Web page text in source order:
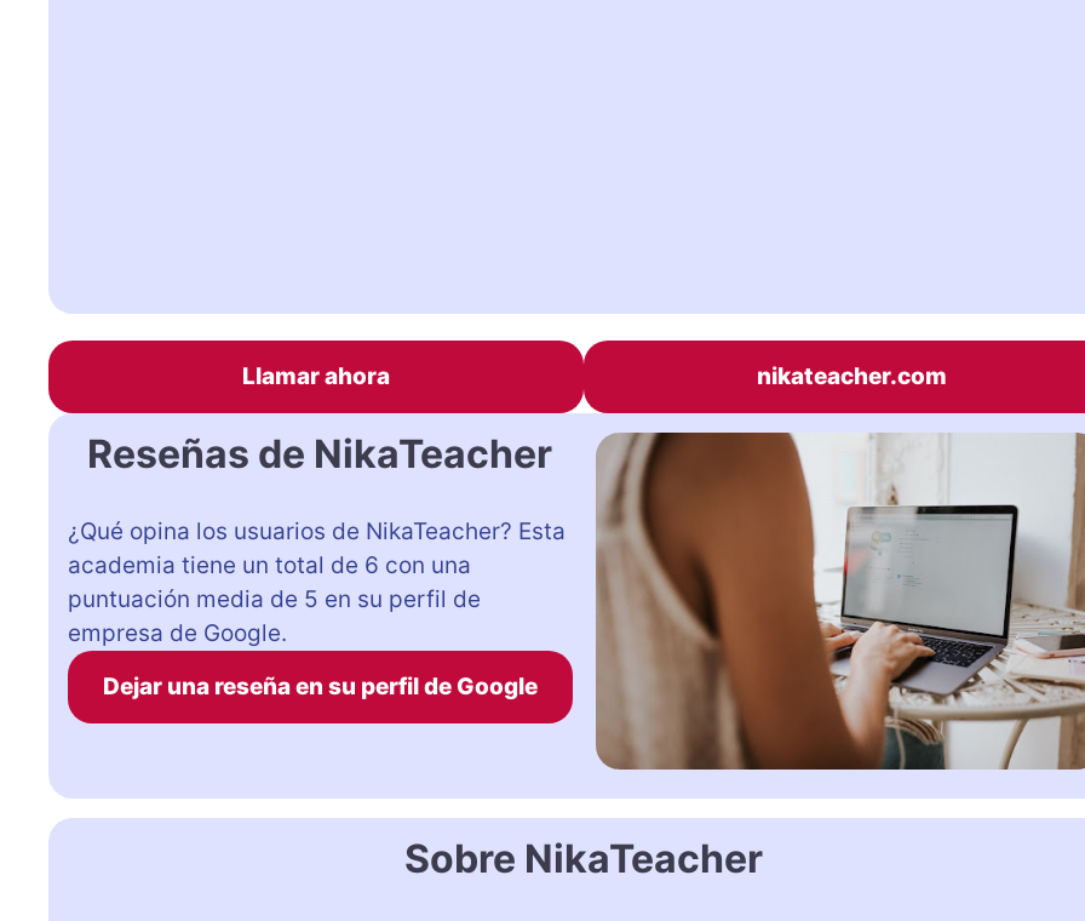
Llamar ahora nikateacher.com
Reseñas de NikaTeacher
¿Qué opina los usuarios de NikaTeacher? Esta
academia tiene un total de 6 con una
puntuación media de 5 en su perfil de
empresa de Google.
Dejar una reseña en su perfil de Google
Sobre NikaTeacher